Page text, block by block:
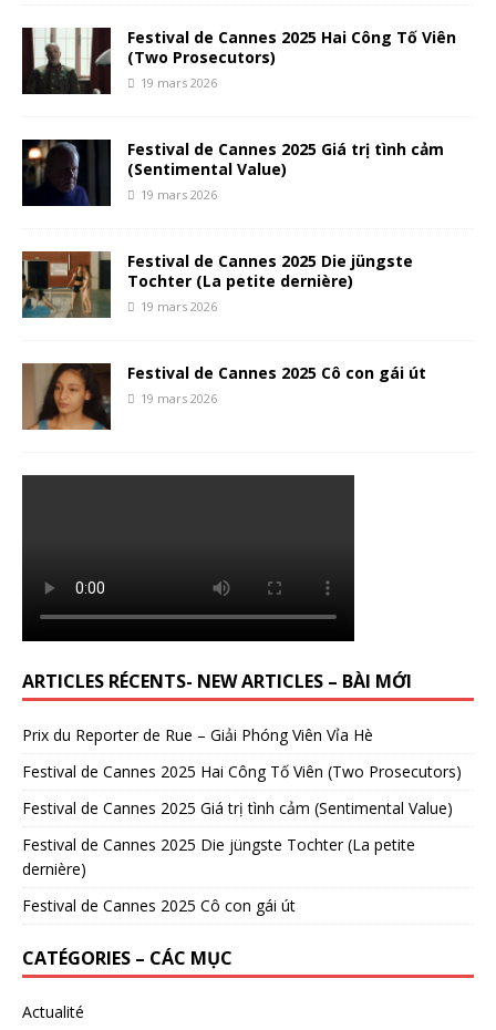
Festival de Cannes 2025 Hai Công Tố Viên
(Two Prosecutors)
19 mars 2026
Festival de Cannes 2025 Giá trị tình cảm
(Sentimental Value)
19 mars 2026
Festival de Cannes 2025 Die jüngste
Tochter (La petite dernière)
19 mars 2026
Festival de Cannes 2025 Cô con gái út
19 mars 2026
ARTICLES RÉCENTS- NEW ARTICLES – BÀI MỚI
Prix du Reporter de Rue – Giải Phóng Viên Vỉa Hè
Festival de Cannes 2025 Hai Công Tố Viên (Two Prosecutors)
Festival de Cannes 2025 Giá trị tình cảm (Sentimental Value)
Festival de Cannes 2025 Die jüngste Tochter (La petite
dernière)
Festival de Cannes 2025 Cô con gái út
CATÉGORIES – CÁC MỤC
Actualité